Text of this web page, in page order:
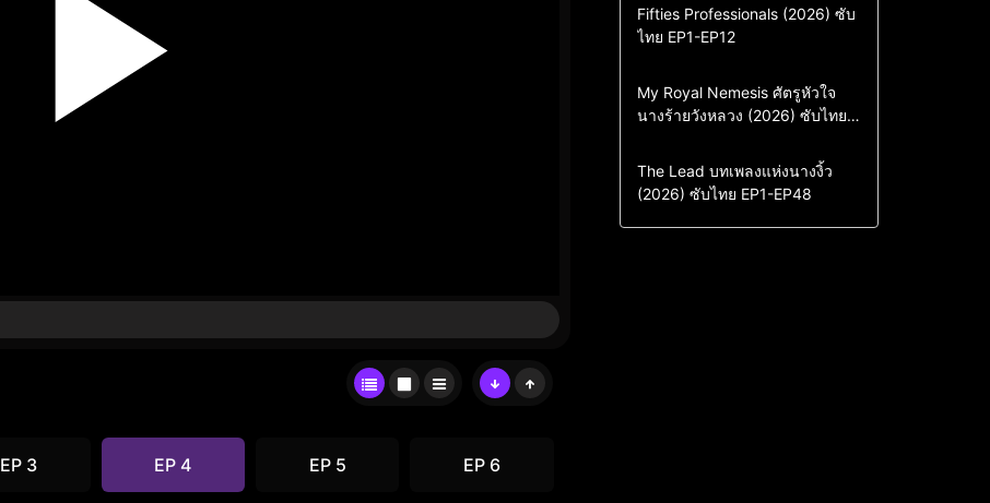
EP 3 EP 4 EP 5 EP 6
Action & Adventure
Comedy
Drama
ซีรี่ย์เกาหลี
Fifties Professionals (2026) ซับ
ไทย EP1-EP12
Comedy
Drama
Sci-Fi & Fantasy
ซีรี่ย์เกาหลี
My Royal Nemesis ศัตรูหัวใจ
นางร้ายวังหลวง (2026) ซับไทย
Drama
ซีรี่ย์จีน
ซีรี่ย์จีนซับไทย
The Lead บทเพลงแห่งนางงิ้ว
(2026) ซับไทย EP1-EP48